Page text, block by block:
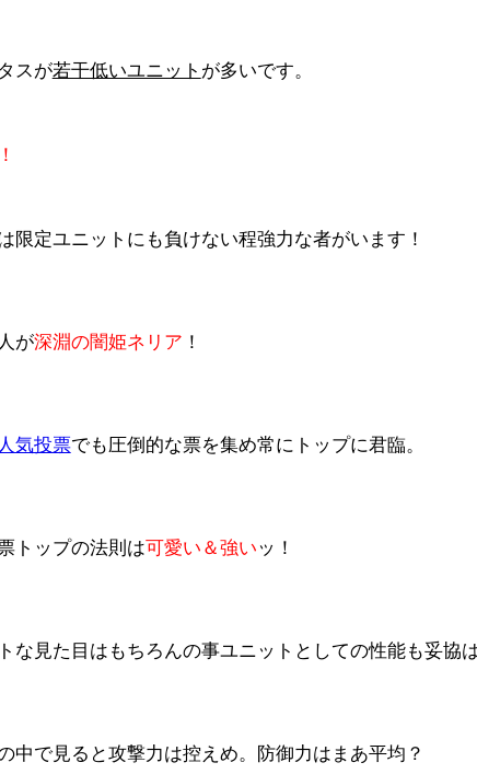
スが若干低いユニット が多いです。
限定ユニットにも負けない程強力な者がいます！
が深淵の闇姫ネリア ！
気投票でも圧倒的な票を集め常にトップに君臨。
トップの法則は可愛い＆強い ッ！
な見た目はもちろんの事ユニットとしての性能も妥協
中で見ると攻撃力は控えめ。防御力はまあ平均？